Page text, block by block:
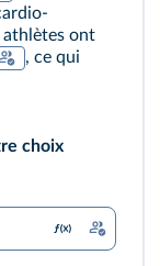
athlètes ont
, ce qui
choix